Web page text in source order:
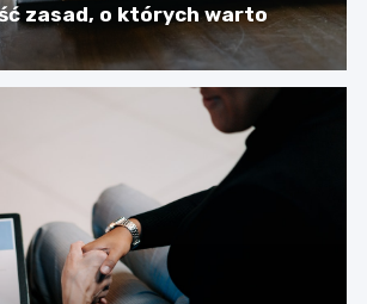
zasad, o których warto